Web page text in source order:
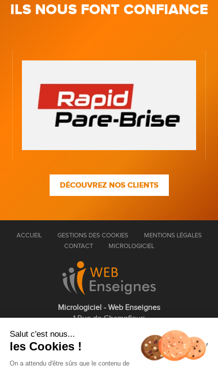
ILS NOUS FONT CONFIANCE
DÉCOUVREZ NOS CLIENTS
ACCUEIL GESTIONS DES COOKIES
MENTIONS LÉGALES
CONTACT
MICROLOGICIEL
Micrologiciel - Web Enseignes
1 Rue de Champfleuri
01 75 43 63 60
Salut c'est nous...
les Cookies !
On a attendu d'être sûrs que le contenu de